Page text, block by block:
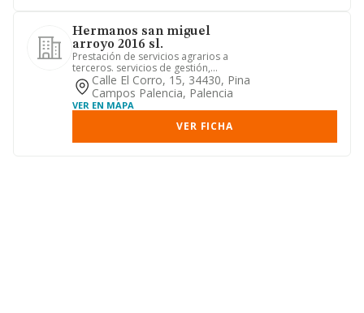
Hermanos san miguel
arroyo 2016 sl.
Prestación de servicios agrarios a
terceros. servicios de gestión,
explotación, venta y todo tipo d...
Calle El Corro, 15, 34430, Pina
Campos Palencia, Palencia
VER EN MAPA
VER FICHA